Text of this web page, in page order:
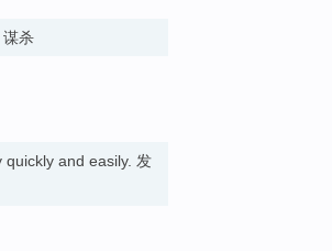
杀
quickly and easily. 发